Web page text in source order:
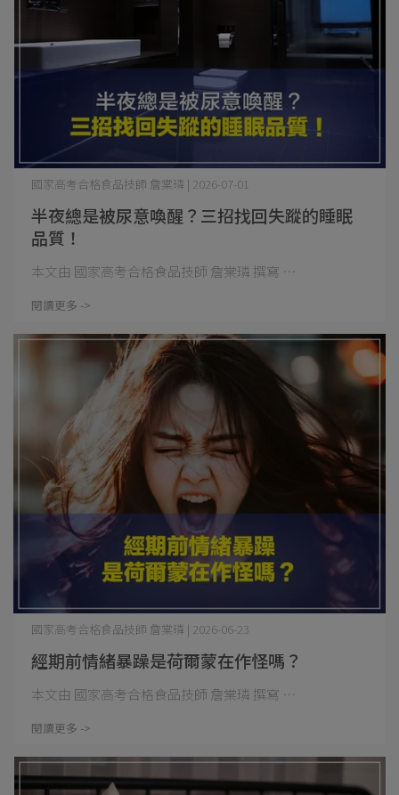
半夜總是被尿意喚醒？三招找回失蹤的睡眠
品質！
國家高考合格食品技師 詹棠璘 | 2026-07-01
本文由 國家高考合格食品技師 詹棠璘 撰寫 ⋯
閱讀更多 ->
經期前情緒暴躁是荷爾蒙在作怪嗎？
國家高考合格食品技師 詹棠璘 | 2026-06-23
本文由 國家高考合格食品技師 詹棠璘 撰寫 ⋯
閱讀更多 ->